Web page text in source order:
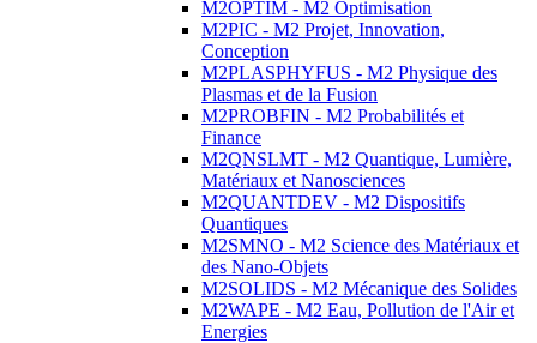
M2OPTIM - M2 Optimisation
M2PIC - M2 Projet, Innovation,
Conception
M2PLASPHYFUS - M2 Physique des
Plasmas et de la Fusion
M2PROBFIN - M2 Probabilités et
Finance
M2QNSLMT - M2 Quantique, Lumière,
Matériaux et Nanosciences
M2QUANTDEV - M2 Dispositifs
Quantiques
M2SMNO - M2 Science des Matériaux et
des Nano-Objets
M2SOLIDS - M2 Mécanique des Solides
M2WAPE - M2 Eau, Pollution de l'Air et
Energies